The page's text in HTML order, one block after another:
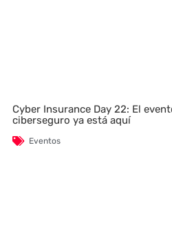
Cyber Insurance Day 22: El
ciberseguro ya está aquí
Eventos